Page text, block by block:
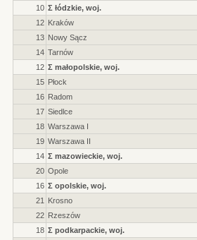
10 Σ łódzkie, woj.
12 Kraków
13 Nowy Sącz
14 Tarnów
12 Σ małopolskie, woj.
15 Płock
16 Radom
17 Siedlce
18 Warszawa I
19 Warszawa II
14 Σ mazowieckie, woj.
20 Opole
16 Σ opolskie, woj.
21
Krosno
22 Rzeszów
18 Σ podkarpackie, woj.